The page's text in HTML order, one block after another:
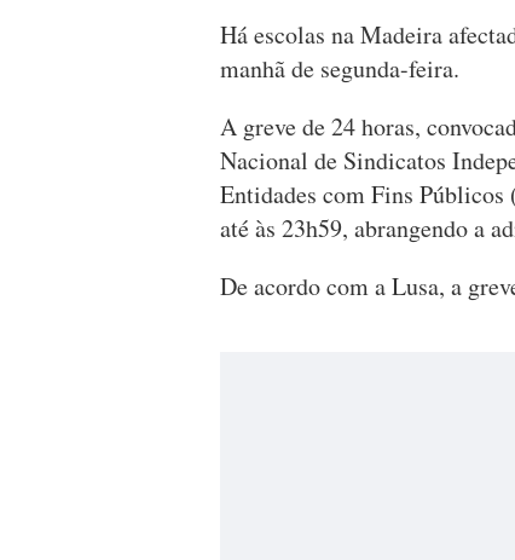
Há escolas na Madeira
manhã de segunda-feira.
A greve de 24 horas,
Nacional de Sindicatos
Entidades com Fins
até às 23h59, abrangendo a
De acordo com a Lusa, a